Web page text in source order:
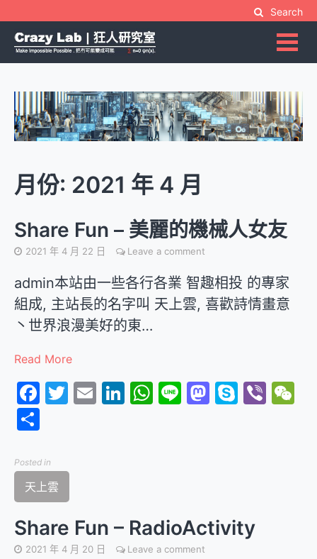
content
Search
Make Impossible Possible | 把冇可能變成可能
月份: 2021 年 4 月
Share Fun – 美麗的機械人女友
2021 年 4 月 22 日 Leave a comment
admin本站由一些各行各業 智趣相投 的專家
組成, 主站長的名字叫 天上雲, 喜歡詩情畫意
丶世界浪漫美好的東…
Read More
Facebook
Twitter
EmailLinkedIn
WhatsApp
LineMastodon
Skype
Posted in
天上雲
Share Fun – RadioActivity
2021 年 4 月 20 日 Leave a comment